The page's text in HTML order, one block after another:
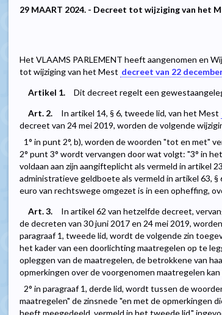
29 MAART 2024. - Decreet tot wijziging van het
Het VLAAMS PARLEMENT heeft aangenomen en
tot wijziging van het Mest decreet van 22
Artikel 1.
Dit decreet regelt een
Art. 2.
In artikel 14, § 6, tweede lid, van het Mest
decreet van 24 mei 2019, worden de volgende
1° in punt 2°, b), worden de woorden "tot en met"
2° punt 3° wordt vervangen door wat volgt: "3° in
voldaan aan zijn aangifteplicht als vermeld in artikel
administratieve geldboete als vermeld in artikel 63,
euro van rechtswege omgezet is in een opheffing,
Art. 3.
In artikel 62 van hetzelfde decreet,
de decreten van 30 juni 2017 en 24 mei 2019,
paragraaf 1, tweede lid, wordt de volgende zin
het kader van een doorlichting maatregelen op te
opleggen van de maatregelen, de betrokkene van
opmerkingen over de voorgenomen maatregelen kan
2° in paragraaf 1, derde lid, wordt tussen de
maatregelen" de zinsnede "en met de opmerkingen